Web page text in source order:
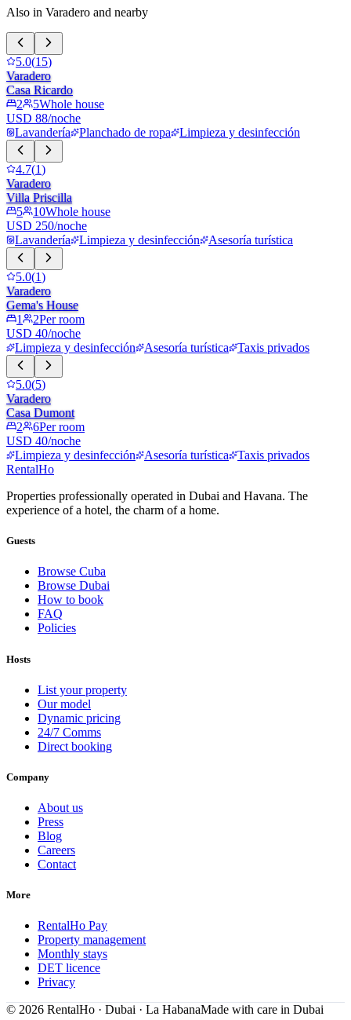
Also in Varadero and nearby
5.0(15)
Varadero
Casa Ricardo
2
5Whole house
USD 88/noche
Lavandería
Planchado de ropa Limpieza y desinfección
4.7(1)
Varadero
Villa Priscilla
5
10Whole house
USD 250/noche
Lavandería
Limpieza y desinfección Asesoría turística
5.0(1)
Varadero
Gema's House
1
2Per room
USD 40/noche
Limpieza y desinfección
Asesoría turística Taxis privados
5.0(5)
Varadero
Casa Dumont
2
6Per room
USD 40/noche
Limpieza y desinfección
Asesoría turística
Taxis privados
RentalHo
Properties professionally operated in Dubai and Havana. The
experience of a hotel, the charm of a home.
Guests
Browse Cuba
Browse Dubai
How to book
FAQ
Policies
Hosts
List your property
Our model
Dynamic pricing
24/7 Comms
Direct booking
Company
About us
Press
Blog
Careers
Contact
More
RentalHo Pay
Property management
Monthly stays
DET licence
Privacy
© 2026 RentalHo · Dubai · La HabanaMade with care in Dubai